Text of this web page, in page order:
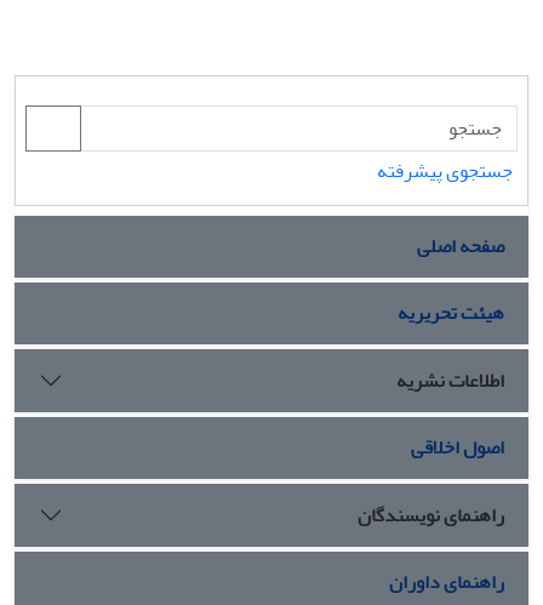
جستجوی پیشرفته
صفحه اصلی
هیئت تحریریه
اطلاعات نشریه
اصول اخلاقی
راهنمای نویسندگان
راهنمای داوران